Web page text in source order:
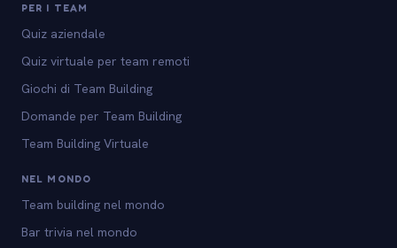
PER I TEAM
Quiz aziendale
Quiz virtuale per team remoti
Giochi di Team Building
Domande per Team Building
Team Building Virtuale
NEL MONDO
Team building nel mondo
Bar trivia nel mondo